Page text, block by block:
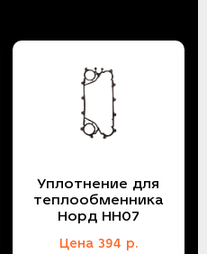
Уплотнение для
теплообменника
Норд НН07
Цена 394 р.